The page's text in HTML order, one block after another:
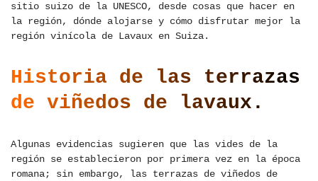
sitio suizo de la UNESCO, desde cosas que hacer en
la región, dónde alojarse y cómo disfrutar mejor la
región vinícola de Lavaux en Suiza.
Historia de las terrazas
de viñedos de lavaux.
Algunas evidencias sugieren que las vides de la
región se establecieron por primera vez en la época
romana; sin embargo, las terrazas de viñedos de